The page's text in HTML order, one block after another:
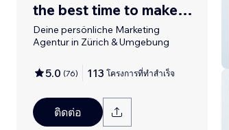
the best time to make
something new!
Deine persönliche Marketing
Agentur in Zürich & Umgebung
5.0 (76) 113 โครงการที่ทำสำเร็จ
ติดต่อ